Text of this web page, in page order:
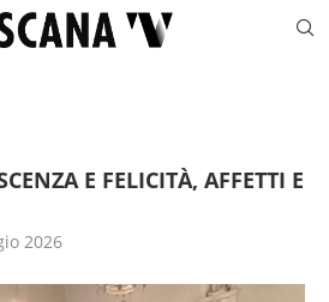
E FELICITÀ, AFFETTI E
2026